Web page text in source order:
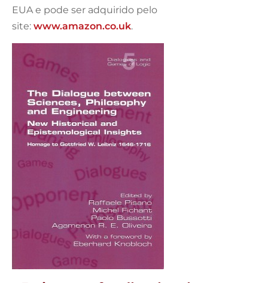
EUA e pode ser adquirido pelo
site: www.amazon.co.uk.